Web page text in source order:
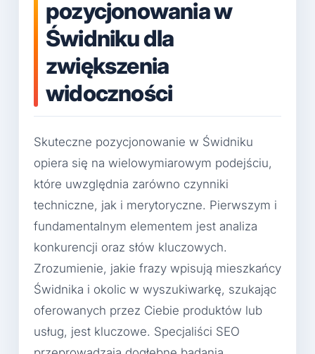
pozycjonowania w
Świdniku dla
zwiększenia
widoczności
Skuteczne pozycjonowanie w Świdniku
opiera się na wielowymiarowym podejściu,
które uwzględnia zarówno czynniki
techniczne, jak i merytoryczne. Pierwszym i
fundamentalnym elementem jest analiza
konkurencji oraz słów kluczowych.
Zrozumienie, jakie frazy wpisują mieszkańcy
Świdnika i okolic w wyszukiwarkę, szukając
oferowanych przez Ciebie produktów lub
usług, jest kluczowe. Specjaliści SEO